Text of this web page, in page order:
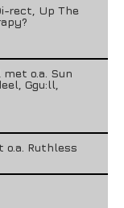
rect, Up The
met o.a. Sun
Ggu:ll,
o.a. Ruthless